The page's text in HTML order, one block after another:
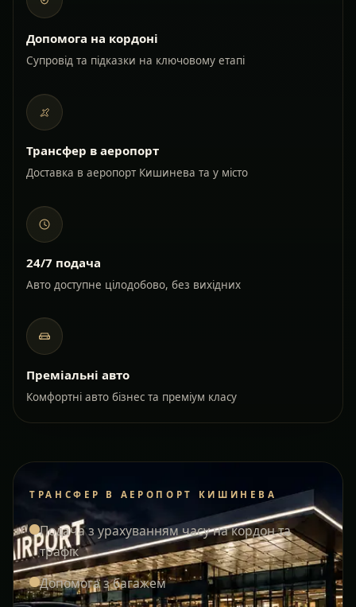
Допомога на кордоні
Супровід та підказки на ключовому етапі
Трансфер в аеропорт
Доставка в аеропорт Кишинева та у місто
24/7 подача
Авто доступне цілодобово, без вихідних
Преміальні авто
Комфортні авто бізнес та преміум класу
ТРАНСФЕР В АЕРОПОРТ КИШИНЕВА
Подача з урахуванням часу на кордон та
трафік
Допомога з багажем